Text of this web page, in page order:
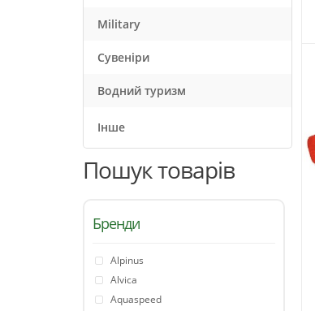
Military
Сувеніри
Водний туризм
Інше
Пошук товарів
Бренди
Alpinus
Alvica
Aquaspeed